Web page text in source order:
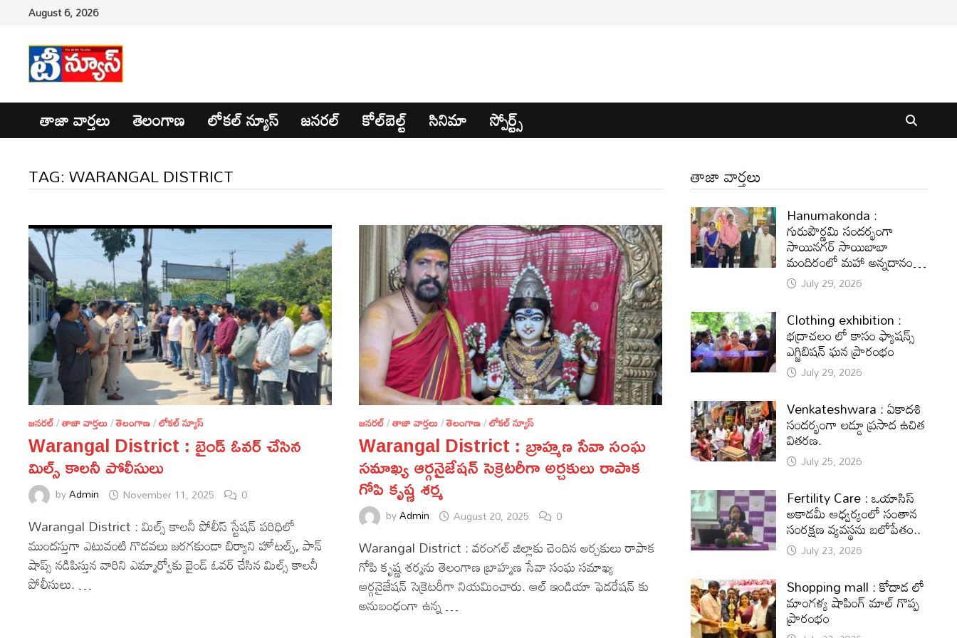
content
August 6, 2026
తాజా వార్తలు తెలంగాణ లోకల్ న్యూస్ జనరల్ కోల్‌బెల్ట్ సినిమా
స్పోర్ట్స్
TAG:WARANGAL DISTRICT
జనరల్/తాజా వార్తలు/తెలంగాణ/లోకల్ న్యూస్
Warangal District : బైండ్ ఓవర్ చేసిన
మిల్స్ కాలనీ పోలీసులు
byAdmin November 11, 2025 0
Warangal District : మిల్స్ కాలనీ పోలీస్ స్టేషన్ పరిధిలో
ముందస్తుగా ఎటువంటి గొడవలు జరగకుండా బిర్యాని హోటల్స్, పాన్
షాప్స్ నడిపిస్తున వారిని ఎమ్మార్వోకు బైండ్ ఓవర్ చేసిన మిల్స్ కాలనీ
పోలీసులు. …
జనరల్/తాజా వార్తలు/తెలంగాణ/లోకల్ న్యూస్
Warangal District : బ్రాహ్మణ సేవా సంఘ
సమాఖ్య ఆర్గనైజేషన్ సెక్రెటరీగా అర్చకులు రాపాక
గోపి కృష్ణ శర్మ
byAdmin August 20, 2025 0
Warangal District : వరంగల్ జిల్లాకు చెందిన అర్చకులు రాపాక
గోపి కృష్ణ శర్మను తెలంగాణ బ్రాహ్మణ సేవా సంఘ సమాఖ్య
ఆర్గనైజేషన్ సెక్రెటరీగా నియమించారు. ఆల్ ఇండియా ఫెడరేషన్ కు
అనుబంధంగా ఉన్న …
తాజా వార్తలు
Hanumakonda :
గురుపౌర్ణమి సందర్భంగా
సాయినగర్‌ సాయిబాబా
మందిరంలో మహా అన్నదానం…
July 29, 2026
Clothing exhibition :
భద్రాచలం లో కాసం ఫ్యాషన్స్
ఎగ్జిబిషన్ ఘన ప్రారంభం
July 29, 2026
Venkateshwara : ఏకాదశి
సందర్భంగా లడ్డూ ప్రసాద ఉచిత
వితరణ.
July 25, 2026
Fertility Care : ఒయాసిస్
అకాడమీ ఆధ్వర్యంలో సంతాన
సంరక్షణ వ్యవస్థను బలోపేతం..
July 23, 2026
Shopping mall : కోదాడ లో
మాంగళ్య షాపింగ్ మాల్ గొప్ప
ప్రారంభం